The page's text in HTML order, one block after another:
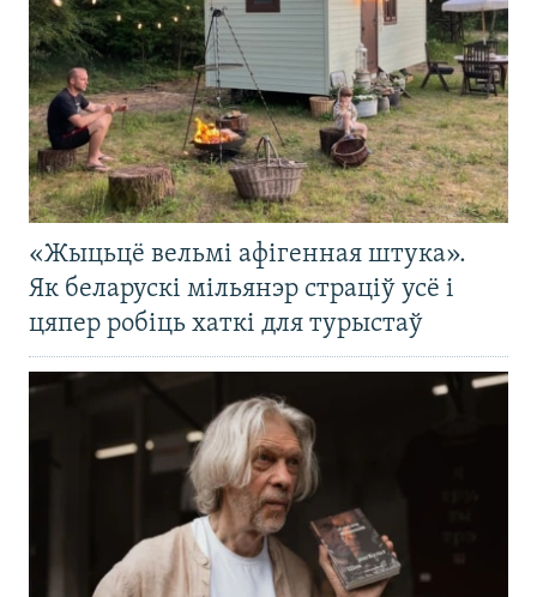
«Жыцьцё вельмі афігенная штука».
Як беларускі мільянэр страціў усё і
цяпер робіць хаткі для турыстаў